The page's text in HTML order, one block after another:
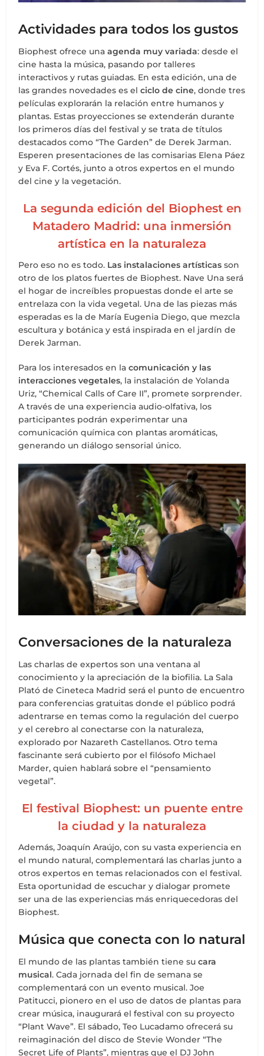
Actividades para todos los gustos
Biophest ofrece unaagenda muy variada: desde el
cine hasta la música, pasando por talleres
interactivos y rutas guiadas. En esta edición, una de
las grandes novedades es elciclo de cine, donde tres
películas explorarán la relación entre humanos y
plantas. Estas proyecciones se extenderán durante
los primeros días del festival y se trata de títulos
destacados como “The Garden” de Derek Jarman.
Esperen presentaciones de las comisarias Elena Páez
y Eva F. Cortés, junto a otros expertos en el mundo
del cine y la vegetación.
La segunda edición del Biophest en
Matadero Madrid: una inmersión
artística en la naturaleza
Pero eso no es todo. Las instalaciones artísticas son
otro de los platos fuertes de Biophest. Nave Una será
el hogar de increíbles propuestas donde el arte se
entrelaza con la vida vegetal. Una de las piezas más
esperadas es la de María Eugenia Diego, que mezcla
escultura y botánica y está inspirada en el jardín de
Derek Jarman.
Para los interesados en lacomunicación y las
interacciones vegetales, la instalación de Yolanda
Uriz, “Chemical Calls of Care II”, promete sorprender.
A través de una experiencia audio-olfativa, los
participantes podrán experimentar una
comunicación química con plantas aromáticas,
generando un diálogo sensorial único.
Conversaciones de la naturaleza
Las charlas de expertos son una ventana al
conocimiento y la apreciación de la biofilia. La Sala
Plató de Cineteca Madrid será el punto de encuentro
para conferencias gratuitas donde el público podrá
adentrarse en temas como la regulación del cuerpo
y el cerebro al conectarse con la naturaleza,
explorado por Nazareth Castellanos. Otro tema
fascinante será cubierto por el filósofo Michael
Marder, quien hablará sobre el “pensamiento
vegetal”.
El festival Biophest: un puente entre
la ciudad y la naturaleza
Además, Joaquín Araújo, con su vasta experiencia en
el mundo natural, complementará las charlas junto a
otros expertos en temas relacionados con el festival.
Esta oportunidad de escuchar y dialogar promete
ser una de las experiencias más enriquecedoras del
Biophest.
Música que conecta con lo natural
El mundo de las plantas también tiene sucara
musical. Cada jornada del fin de semana se
complementará con un evento musical. Joe
Patitucci, pionero en el uso de datos de plantas para
crear música, inaugurará el festival con su proyecto
“Plant Wave”. El sábado, Teo Lucadamo ofrecerá su
reimaginación del disco de Stevie Wonder “The
Secret Life of Plants”, mientras que el DJ John